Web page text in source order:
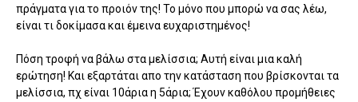
πράγματα για το προιόν της! Το μόνο που μπορώ να σας λέω,
είναι τι δοκίμασα και έμεινα ευχαριστημένος!
Πόση τροφή να βάλω στα μελίσσια; Αυτή είναι μια καλή
ερώτηση! Και εξαρτάται απο την κατάσταση που βρίσκονται τα
μελίσσια, πχ είναι 10άρια η 5άρια; Έχουν καθόλου προμήθειες